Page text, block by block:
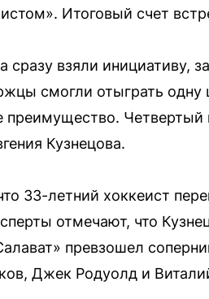
Итоговый счет
сразу взяли инициативу,
смогли отыграть
преимущество.
Кузнецова.
33-летний хоккеист
отмечают, что
превзошел
Джек Родуолд и